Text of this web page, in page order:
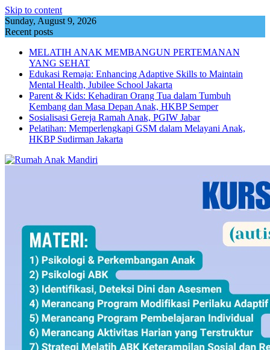
Skip to content
Sunday, August 9, 2026
Recent posts
MELATIH ANAK MEMBANGUN PERTEMANAN
YANG SEHAT
Edukasi Remaja: Enhancing Adaptive Skills to Maintain
Mental Health, Jubilee School Jakarta
Parent & Kids: Kehadiran Orang Tua dalam Tumbuh
Kembang dan Masa Depan Anak, HKBP Semper
Sosialisasi Gereja Ramah Anak, PGIW Jabar
Pelatihan: Memperlengkapi GSM dalam Melayani Anak,
HKBP Sudirman Jakarta